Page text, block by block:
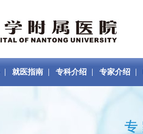
就医指南 专科介绍 专家介绍